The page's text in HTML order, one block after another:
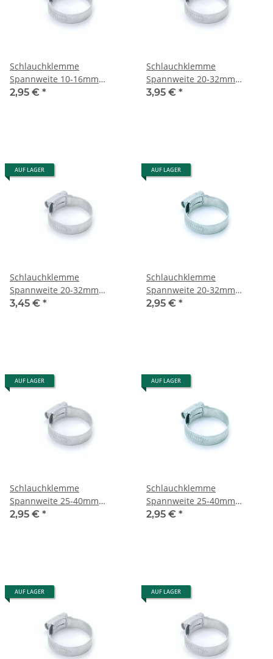
Schlauchklemme
Spannweite 10-16mm
paarweise gebunden
2,95 € *
Schlauchklemme
Spannweite 20-32mm
paarweise
3,95 € *
AUF LAGER
Schlauchklemme
Spannweite 20-32mm
paarweise gebunden
3,45 € *
AUF LAGER
Schlauchklemme
Spannweite 20-32mm
paarweise gebunden
2,95 € *
AUF LAGER
Schlauchklemme
Spannweite 25-40mm
paarweise gebunden
2,95 € *
AUF LAGER
Schlauchklemme
Spannweite 25-40mm
paarweise gebunden
2,95 € *
AUF LAGER AUF LAGER